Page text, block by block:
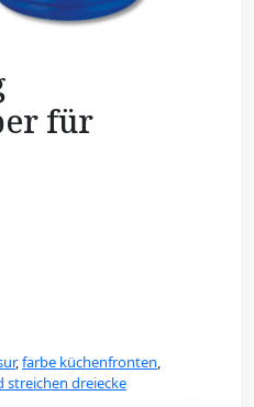
für
,farbe küchenfronten,
streichen dreiecke